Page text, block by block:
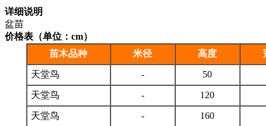
详细说明
盆苗
价格表（单位：cm）
苗木品种
米径 高度
天堂鸟 - 50
天堂鸟 - 120
天堂鸟 -
160